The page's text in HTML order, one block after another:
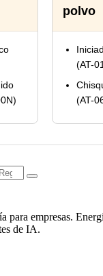
polvo
(AT-
(AT-
para empresas.
de IA.